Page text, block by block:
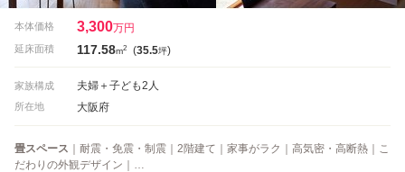
本体価格 3,300万円
延床面積 117.58m2 (35.5坪)
家族構成 夫婦＋子ども2人
所在地 大阪府
畳スペース ｜耐震・免震・制震｜2階建て｜家事がラク｜高気密・高断熱｜こ
だわりの外観デザイン｜…